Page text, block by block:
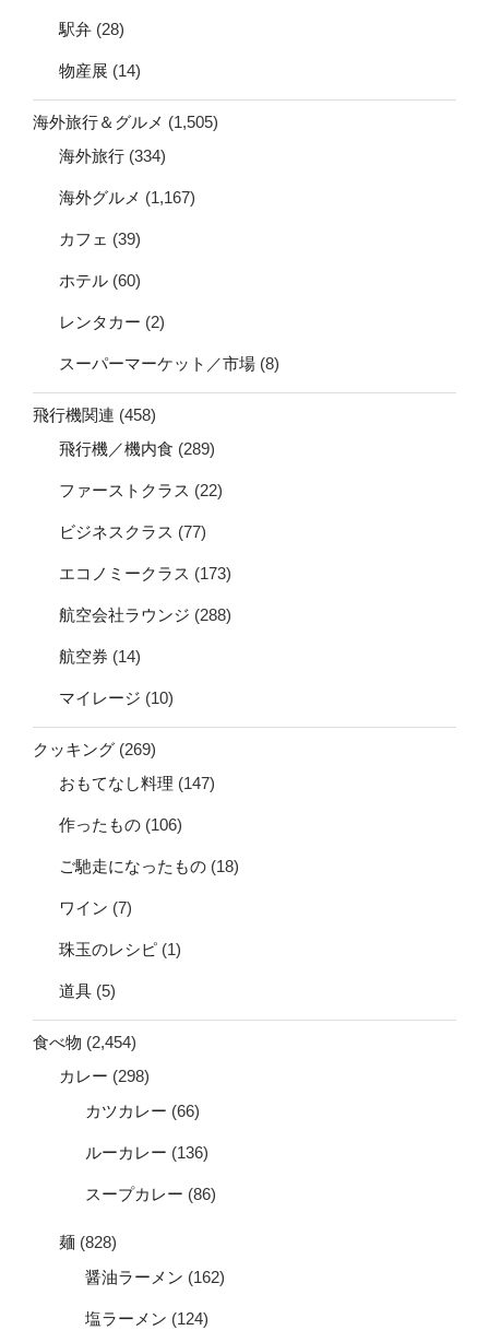
駅弁 (28)
物産展 (14)
海外旅行＆グルメ (1,505)
海外旅行 (334)
海外グルメ (1,167)
カフェ (39)
ホテル (60)
レンタカー (2)
スーパーマーケット／市場 (8)
飛行機関連 (458)
飛行機／機内食 (289)
ファーストクラス (22)
ビジネスクラス (77)
エコノミークラス (173)
航空会社ラウンジ (288)
航空券 (14)
マイレージ (10)
クッキング (269)
おもてなし料理 (147)
作ったもの (106)
ご馳走になったもの (18)
ワイン (7)
珠玉のレシピ (1)
道具 (5)
食べ物 (2,454)
カレー (298)
カツカレー (66)
ルーカレー (136)
スープカレー (86)
麺 (828)
醤油ラーメン (162)
塩ラーメン (124)